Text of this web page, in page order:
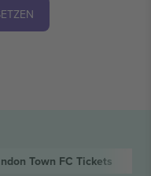
Town FC Tickets